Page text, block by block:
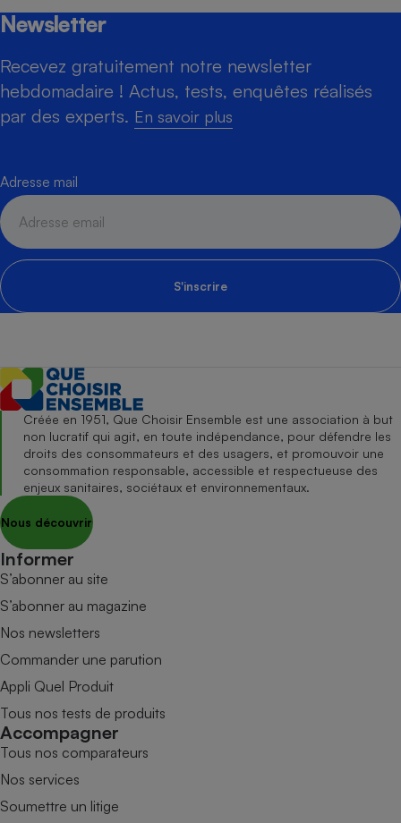
Newsletter
Recevez gratuitement notre newsletter
hebdomadaire ! Actus, tests, enquêtes réalisés
par des experts. En savoir plus
Adresse mail
S'inscrire
Créée en 1951, Que Choisir Ensemble est une association à but
non lucratif qui agit, en toute indépendance, pour défendre les
droits des consommateurs et des usagers, et promouvoir une
consommation responsable, accessible et respectueuse des
enjeux sanitaires, sociétaux et environnementaux.
Nous découvrir
Informer
S’abonner au site
S’abonner au magazine
Nos newsletters
Commander une parution
Appli Quel Produit
Tous nos tests de produits
Accompagner
Tous nos comparateurs
Nos services
Soumettre un litige